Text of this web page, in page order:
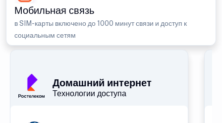
Мобильная связь
в SIM-карты включено до 1000 минут связи и доступ к
социальным сетям
Домашний интернет
Технологии доступа